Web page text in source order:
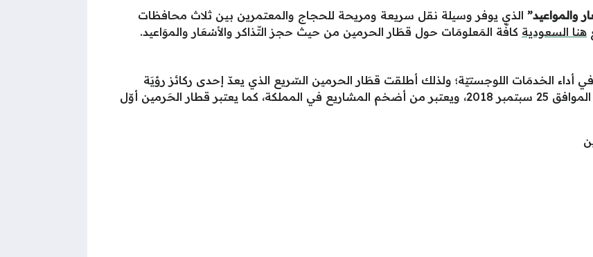
والمواعيد” الذي يوفر وسيلة نقل سريعة ومريحة للحجاج والمعتمرين بين ثلاث محافظات
هنا السعودية كافّة المَعلومَات حول قطَار الحرمين من حيث حجز التّذاكر والأسْعَار والموَاعيد.
أداء الخدمَات اللوجستيّة؛ ولذلك أطلقت قطَار الحرمين السّريع الذي يعدّ إحدى ركائز رؤيَة
المملكة 2030 تزامنًا مع اليوم الوطني السعودي الموافق 25 سبتمبر 2018، ويعتبر من أضخم المشاريع في المملكة، كما يعتبر قطار الحَرمين أوّل